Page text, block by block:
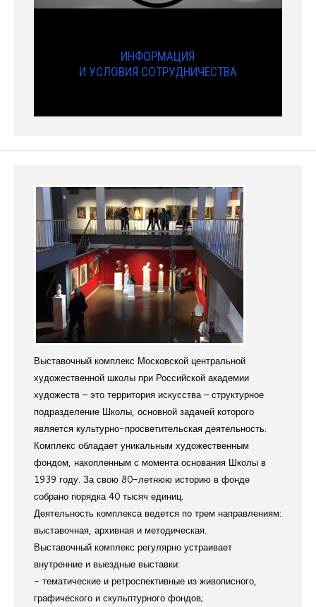
ИНФОРМАЦИЯ
И УСЛОВИЯ СОТРУДНИЧЕСТВА
Выставочный комплекс Московской центральной
художественной школы при Российской академии
художеств – это территория искусства – структурное
подразделение Школы, основной задачей которого
является культурно-просветительская деятельность.
Комплекс обладает уникальным художественным
фондом, накопленным с момента основания Школы в
1939 году. За свою 80-летнюю историю в фонде
собрано порядка 40 тысяч единиц.
Деятельность комплекса ведется по трем направлениям:
выставочная, архивная и методическая.
Выставочный комплекс регулярно устраивает
внутренние и выездные выставки:
- тематические и ретроспективные из живописного,
графического и скульптурного фондов;